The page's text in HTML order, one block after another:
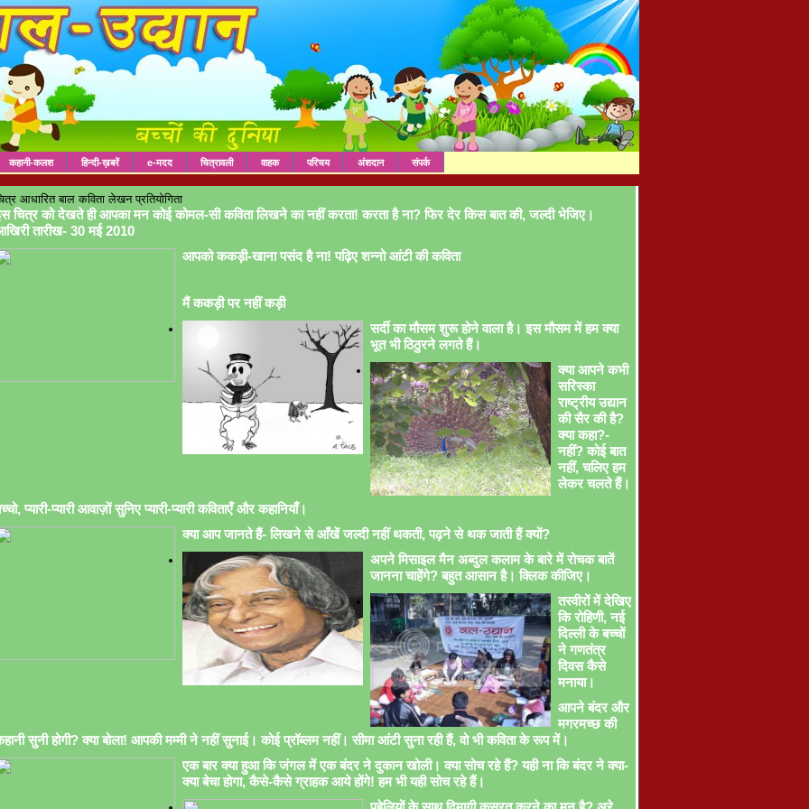
कहानी-कलश हिन्दी-ख़बरें e-मदद चित्रावली वाहक परिचय अंशदान संपर्क
आधारित बाल कविता लेखन प्रतियोगिता
चित्र को देखते ही आपका मन कोई कोमल-सी कविता लिखने का नहीं करता! करता है ना? फिर देर किस बात की, जल्दी भेजिए।
तारीख- 30 मई 2010
आपको ककड़ी-खाना पसंद है ना! पढ़िए शन्नो आंटी की कविता
मैं ककड़ी पर नहीं कड़ी
सर्दी का मौसम शुरू होने वाला है। इस मौसम में हम क्या
भूत भी ठिठुरने लगते हैं।
क्या आपने कभी
सरिस्का
राष्ट्रीय उद्यान
की सैर की है?
क्या कहा?-
नहीं? कोई बात
नहीं, चलिए हम
लेकर चलते हैं।
प्यारी-प्यारी आवाज़ों सुनिए प्यारी-प्यारी कविताएँ और कहानियाँ।
क्या आप जानते हैं- लिखने से आँखें जल्दी नहीं थकती, पढ़ने से थक जाती हैं क्यों?
अपने मिसाइल मैन अब्दुल कलाम के बारे में रोचक बातें
जानना चाहेंगे? बहुत आसान है। क्लिक कीजिए।
तस्वीरों में देखिए
कि रोहिणी, नई
दिल्ली के बच्चों
ने गणतंत्र
दिवस कैसे
मनाया।
आपने बंदर और
मगरमच्छ की
सुनी होगी? क्या बोला! आपकी मम्मी ने नहीं सुनाई। कोई प्रॉब्लम नहीं। सीमा आंटी सुना रही हैं, वो भी कविता के रूप में।
एक बार क्या हुआ कि जंगल में एक बंदर ने दुकान खोली। क्या सोच रहे हैं? यही ना कि बंदर ने क्या-
क्या बेचा होगा, कैसे-कैसे ग्राहक आये होंगे! हम भी यही सोच रहे हैं।